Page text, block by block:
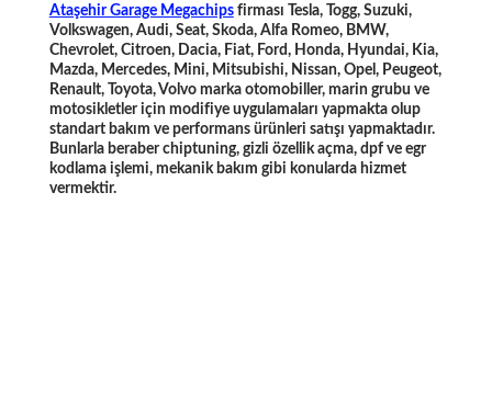
Ataşehir Garage Megachipsfirması Tesla, Togg, Suzuki,
Volkswagen, Audi, Seat, Skoda, Alfa Romeo, BMW,
Chevrolet, Citroen, Dacia, Fiat, Ford, Honda, Hyundai, Kia,
Mazda, Mercedes, Mini, Mitsubishi, Nissan, Opel, Peugeot,
Renault, Toyota, Volvo marka otomobiller, marin grubu ve
motosikletler için modifiye uygulamaları yapmakta olup
standart bakım ve performans ürünleri satışı yapmaktadır.
Bunlarla beraber chiptuning, gizli özellik açma, dpf ve egr
kodlama işlemi, mekanik bakım gibi konularda hizmet
vermektir.